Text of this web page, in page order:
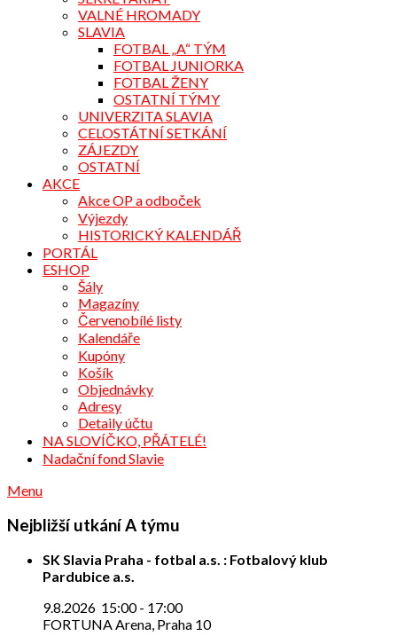
VALNÉ HROMADY
SLAVIA
FOTBAL „A“ TÝM
FOTBAL JUNIORKA
FOTBAL ŽENY
OSTATNÍ TÝMY
UNIVERZITA SLAVIA
CELOSTÁTNÍ SETKÁNÍ
ZÁJEZDY
OSTATNÍ
AKCE
Akce OP a odboček
Výjezdy
HISTORICKÝ KALENDÁŘ
PORTÁL
ESHOP
Šály
Magazíny
Červenobílé listy
Kalendáře
Kupóny
Košík
Objednávky
Adresy
Detaily účtu
NA SLOVÍČKO, PŘÁTELÉ!
Nadační fond Slavie
Menu
Nejbližší utkání A týmu
SK Slavia Praha - fotbal a.s. : Fotbalový klub
Pardubice a.s.
9.8.2026 15:00- 17:00
FORTUNA Arena, Praha 10